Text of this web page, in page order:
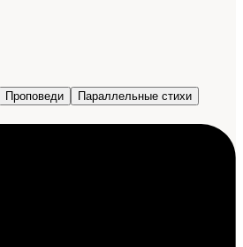
Проповеди
Параллельные стихи